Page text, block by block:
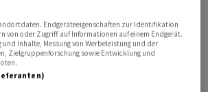
sei, so Bessent weiter, dass der
kontrolliert werde und der Iran
sei, sein Raketenarsenal wieder
Endgeräteeigenschaften zur Identifikation
von oder Zugriff auf Informationen auf einem Endgerät.
und Inhalte, Messung von Werbeleistung und der
Zielgruppenforschung sowie Entwicklung und